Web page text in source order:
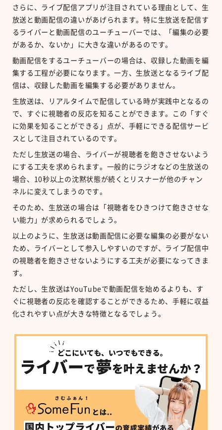
さらに、ライブ配信アプリが注目されている理由として、生
放送と動画配信の違いがあげられます。特に生放送を配信す
るライバーと動画配信のユーチューバーでは、「編集の必要
があるか、ないか」に大きな違いがあるのです。
動画配信をするユーチューバーの場合は、収録した動画を編
集する工程が必要になります。一方、生放送となるライブ配
信は、収録した動画を編集する必要がありません。
生放送は、リアルタイムで配信している時が実践中となるの
で、すぐに視聴者の反応を知ることができます。この「すぐ
に効果を知ることができる」点が、手軽にできる配信サービ
スとして注目されているのです。
ただし生放送の場合、ライバーが視聴者を飽きさせないよう
にする工夫を求められます。一般的にラジオなどの生放送の
場合、10秒以上の沈黙状態が続くとリスナーが他のチャン
ネルに変えてしまうのです。
そのため、生放送の場合は「視聴者をひきつけて飽きさせな
い能力」が求められるでしょう。
以上のように、生放送は動画配信に必要な編集の必要がない
ため、ライバーとして参入しやすいのですが、ライブ配信中
の視聴者を飽きさせないようにする工夫が必要になってきま
す。
ただし、生放送はYouTubeで動画配信を始めるよりも、す
ぐに視聴者の反応を確認することができるため、手軽に収益
化されやすい点が大きな特徴となるでしょう。